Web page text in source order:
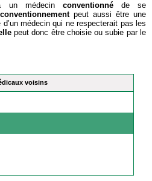
voisins
un médecin conventionnéde se
peut aussi être une
médecin qui ne respecterait pas les
peut donc être choisie ou subie par le